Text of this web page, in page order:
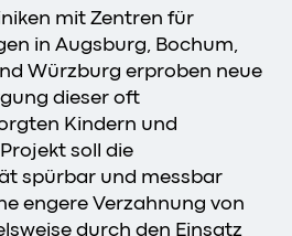
mit Zentren für
in Augsburg, Bochum,
Würzburg erproben neue
dieser oft
Kindern und
soll die
spürbar und messbar
engere Verzahnung von
durch den Einsatz